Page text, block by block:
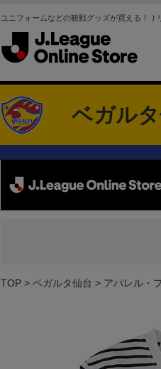
ユニフォームなどの観戦グッズが買える！Ｊ
ベガル
TOP ベガルタ仙台 アパレル・